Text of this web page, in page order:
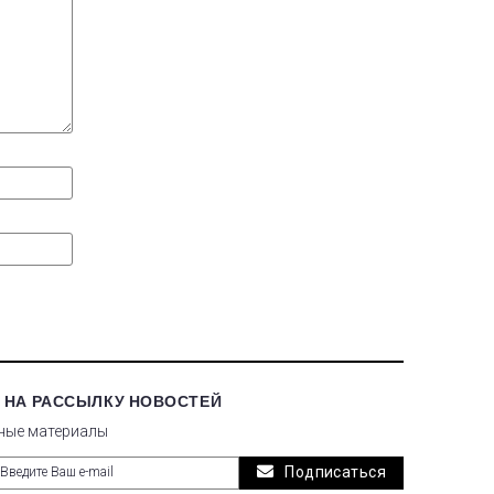
НА РАССЫЛКУ НОВОСТЕЙ
материалы
Подписаться